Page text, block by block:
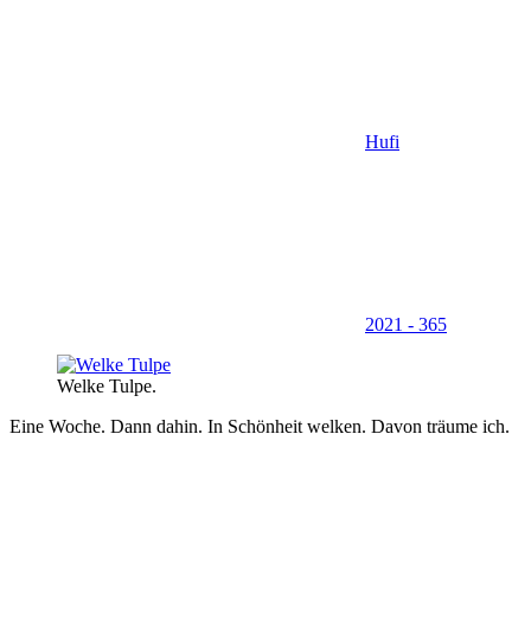
Hufi
2021 - 365
Welke Tulpe.
Eine Woche. Dann dahin. In Schönheit welken. Davon träume ich.